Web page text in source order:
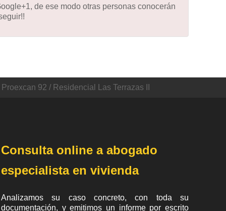
de ese modo otras personas conocerán
92 / Residencial Las Terrazas II
Consulta online a abogado
especialista en vivienda
Analizamos su caso concreto, con toda su
documentación, y emitimos un informe por escrito